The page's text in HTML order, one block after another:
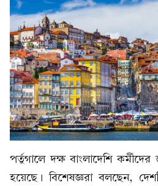
পর্তুগালে দক্ষ বাংলাদেশি
হয়েছে। বিশেষজ্ঞরা বলছেন,